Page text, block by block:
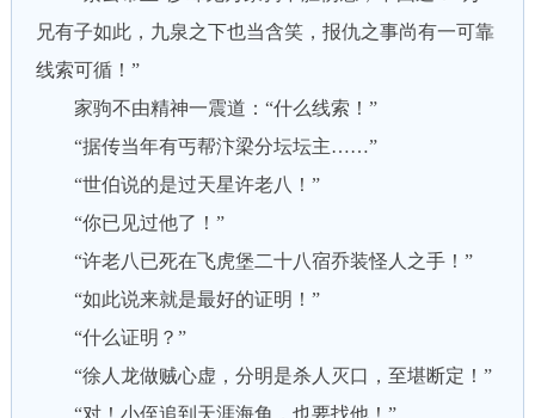
兄有子如此，九泉之下也当含笑，报仇之事尚有一可靠
线索可循！”
家驹不由精神一震道：“什么线索！”
“据传当年有丐帮汴梁分坛坛主……”
“世伯说的是过天星许老八！”
“你已见过他了！”
“许老八已死在飞虎堡二十八宿乔装怪人之手！”
“如此说来就是最好的证明！”
“什么证明？”
“徐人龙做贼心虚，分明是杀人灭口，至堪断定！”
“对！小侄追到天涯海角，也要找他！”